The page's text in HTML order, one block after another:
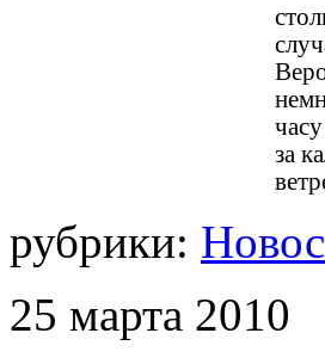
за
рубрики:
25 марта 2010